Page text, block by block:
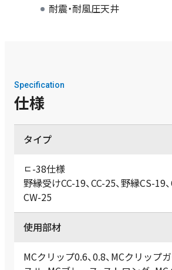
耐震・耐風圧天井
Specification
仕様
タイプ
ﾧ-38仕様
野縁受けCC-19、CC-25、野縁CS-19、
CW-25
使用部材
MCクリップ0.6、0.8、MCクリップ